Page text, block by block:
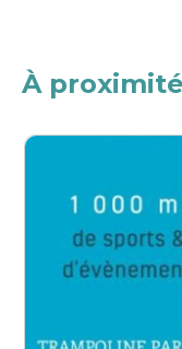
À proximité